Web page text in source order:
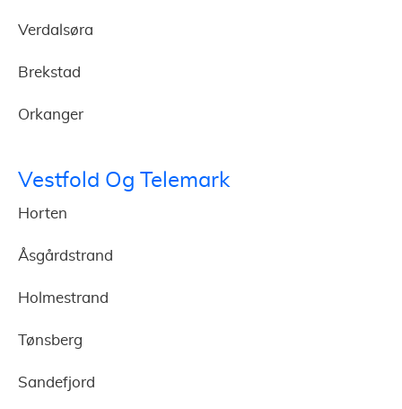
Verdalsøra
Brekstad
Orkanger
Vestfold Og Telemark
Horten
Åsgårdstrand
Holmestrand
Tønsberg
Sandefjord